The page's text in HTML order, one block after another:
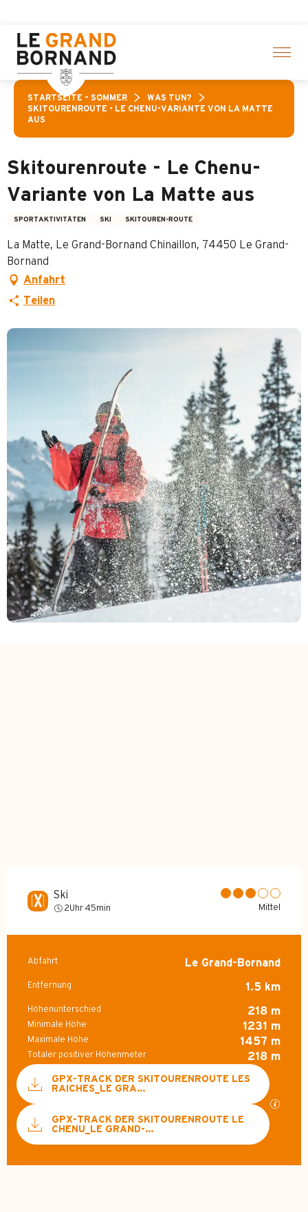
contenu
principal
STARTSEITE – SOMMER
WAS TUN?
SKITOURENROUTE - LE CHENU-VARIANTE VON LA MATTE
AUS
Skitourenroute - Le Chenu-
Variante von La Matte aus
SPORTAKTIVITÄTEN SKI SKITOUREN-ROUTE
La Matte, Le Grand-Bornand Chinaillon, 74450 Le Grand-
Bornand
Anfahrt
Teilen
Ski
2Uhr 45min Mittel
Praktische
Abfahrt Le Grand-Bornand
Entfernung 1.5 km
Höhenunterschied 218 m
Minimale Höhe 1231 m
Maximale Höhe 1457 m
Totaler positiver Höhenmeter 218 m
Dokumentation
GPX-TRACK DER SKITOURENROUTE LES
RAICHES_LE GRA...
GPX-TRACK DER SKITOURENROUTE LE
CHENU_LE GRAND-...
Mit